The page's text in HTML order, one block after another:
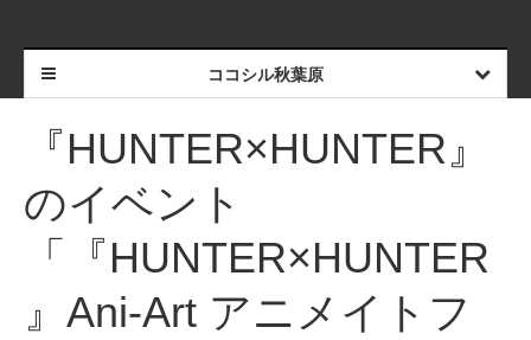
ココシル秋葉原
『HUNTER×HUNTER』
のイベント
「『HUNTER×HUNTER
』Ani-Art アニメイトフ